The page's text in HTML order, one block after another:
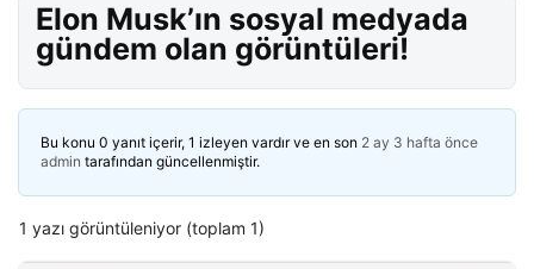
Elon Musk’ın sosyal medyada
gündem olan görüntüleri!
Bu konu 0 yanıt içerir, 1 izleyen vardır ve en son 2 ay 3 hafta önce
admin tarafından güncellenmiştir.
1 yazı görüntüleniyor (toplam 1)